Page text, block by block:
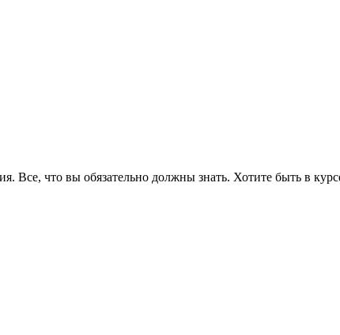
Все, что вы обязательно должны знать. Хотите быть в